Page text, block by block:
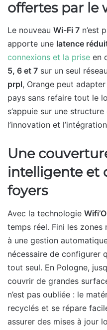
offertes par le
Le nouveau Wi-Fi 7 n’est
apporte une latence
connexions et la prise en
5, 6 et 7 sur un seul
prpl, Orange peut
pays sans refaire tout le
s’appuie sur une
l’innovation et
Une
intelligente et
foyers
Avec la technologie
temps réel. Fini les
à une gestion
nécessaire de configurer
tout seul. En Pologne,
couvrir de grandes
n’est pas oubliée : le
recyclés et se répare
assurer des mises à jour